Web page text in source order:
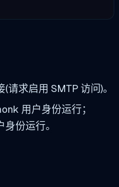
求启用 SMTP 访问)。
用户身份运行；
份运行。